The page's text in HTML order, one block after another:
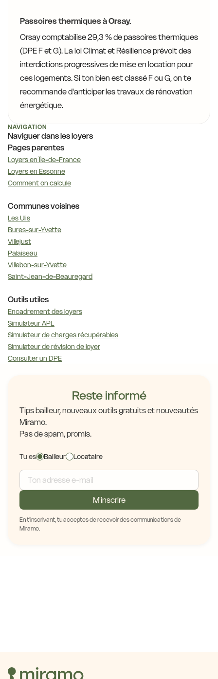
Passoires thermiques à Orsay.
Orsay comptabilise 29,3 % de passoires thermiques
(DPE F et G). La loi Climat et Résilience prévoit des
interdictions progressives de mise en location pour
ces logements. Si ton bien est classé F ou G, on te
recommande d'anticiper les travaux de rénovation
énergétique.
NAVIGATION
Naviguer dans les loyers
Pages parentes
Loyers en Île-de-France
Loyers en Essonne
Comment on calcule
Communes voisines
Les Ulis
Bures-sur-Yvette
Villejust
Palaiseau
Villebon-sur-Yvette
Saint-Jean-de-Beauregard
Outils utiles
Encadrement des loyers
Simulateur APL
Simulateur de charges récupérables
Simulateur de révision de loyer
Consulter un DPE
Reste informé
Tips bailleur, nouveaux outils gratuits et nouveautés
Miramo.
Pas de spam, promis.
Tu es Bailleur Locataire
M'inscrire
En t'inscrivant, tu acceptes de recevoir des communications de
Miramo.